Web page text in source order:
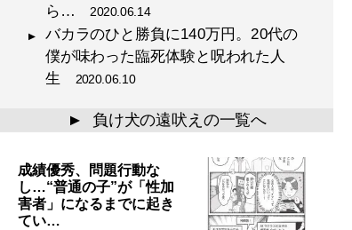
ら… 2020.06.14
バカラのひと勝負に140万円。20代の
僕が味わった臨死体験と呪われた人
生 2020.06.10
▲ 負け犬の遠吠えの一覧へ
成績優秀、問題行動な
し…“普通の子”が「性加
害者」になるまでに起き
てい…